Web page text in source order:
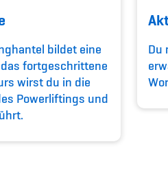
bildet eine
fortgeschrittene
wirst du in die
Powerliftings und
Du